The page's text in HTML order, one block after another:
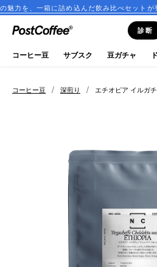
め込んだ飲み比べセットが登場！
診断
close
ログイン
新規会員登録
keyboard_arrow_right
ドリップバッグ
コーヒー豆 / 深煎り / エチオピア イルガ
コーヒー豆 サブスク 豆ガチャ